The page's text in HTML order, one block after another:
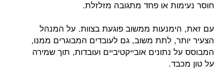
חוסר נעימות או פחד מתגובה מזלזלת.
עם זאת, הימנעות ממשוב פוגעת בצוות. על המנהל
הצעיר יותר, לתת משוב, גם לעובדים המבוגרים ממנו,
המבוסס על נתונים אובייקטיביים ועובדות, תוך שמירה
על טון מכבד.